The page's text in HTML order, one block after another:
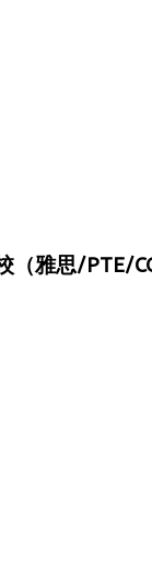
雅思/PTE/